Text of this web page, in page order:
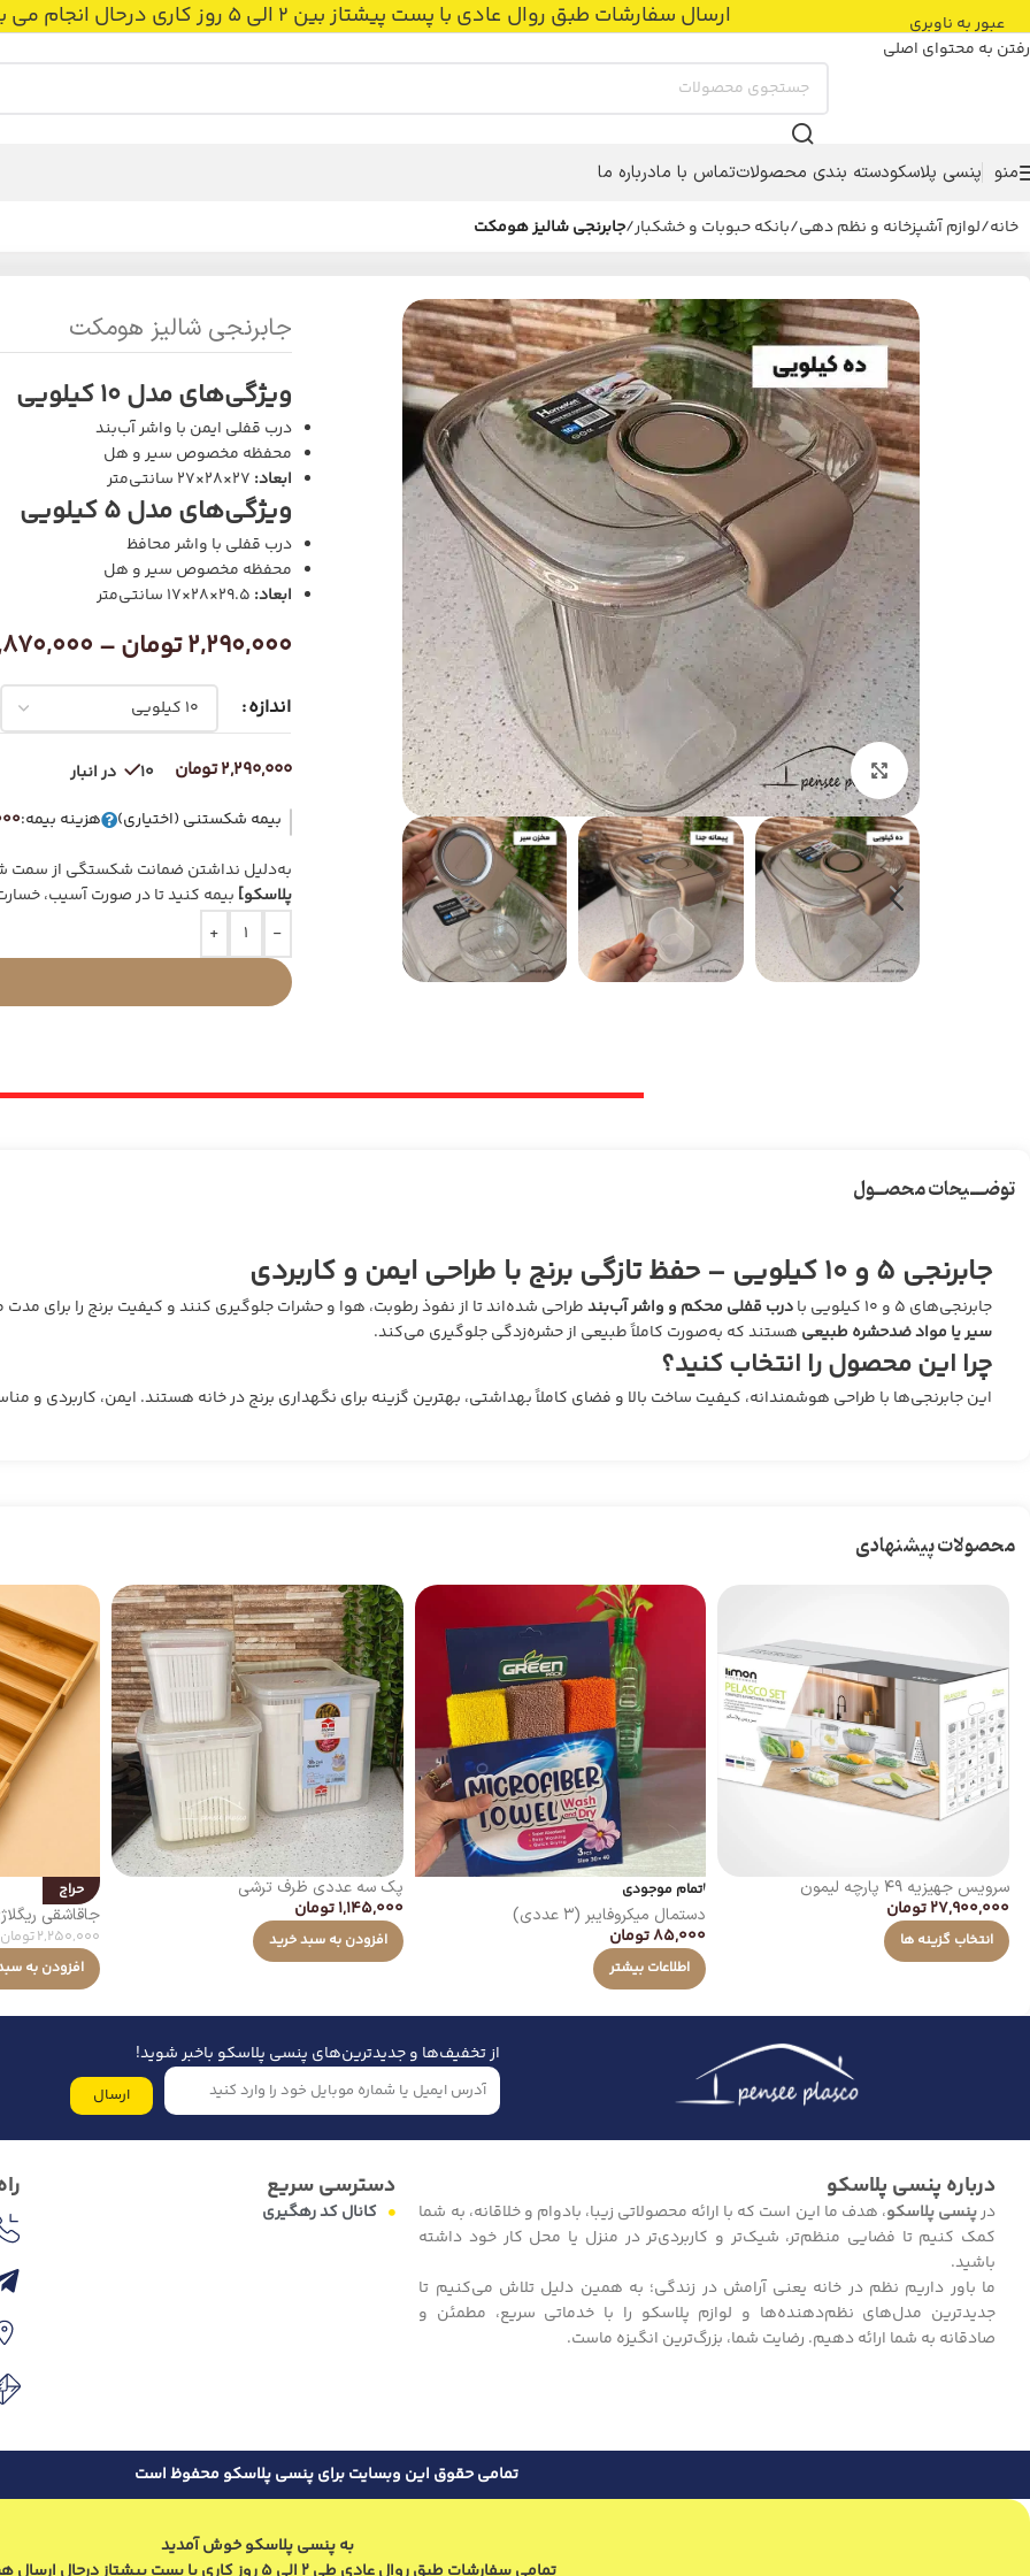
عبور به ناوبری
رفتن به محتوای اصلی
ارسال سفارشات طبق روال عادی با پست پیشتاز بین 2 الی 5 روز کاری درحال انجام می باشد.
منو پنسی پلاسکودسته بندی محصولاتتماس با مادرباره ما
خانه/لوازم آشپزخانه و نظم دهی/بانکه حبوبات و خشکبار/جابرنجی شالیز هومکت
بزرگنمایی تصویر
جابرنجی شالیز هومکت
ویژگی‌های مدل ۱۰ کیلویی
درب قفلی ایمن با واشر آب‌بند
محفظه مخصوص سیر و هل
ابعاد:
ویژگی‌های مدل ۵ کیلویی
درب قفلی با واشر محافظ
محفظه مخصوص سیر و هل
ابعاد:
2,290,000تومان–
اندازه
2,290,000تومان 10 در انبار
به‌دلیل نداشتن ضمانت شکستگی از سمت
پلاسکو] بیمه کنید تا در صورت آسیب،
بیمه شکستنی (اختیاری) هزینه بیمه:
-
+
توضـــیحات محصــول
جابرنجی ۵ و ۱۰ کیلویی – حفظ تازگی برنج با طراحی ایمن و کاربردی
جابرنجی‌های ۵ و ۱۰ کیلویی با درب قفلی محکم و واشر آب‌بندطراحی شده‌اند تا از نفوذ رطوبت، هوا و حشرات جلوگیری کنند و کیفیت برنج را برای
سیر یا مواد ضدحشره طبیعی هستند که به‌صورت کاملاً طبیعی از حشره‌زدگی جلوگیری می‌کند.
چرا این محصول را انتخاب کنید؟
این جابرنجی‌ها با طراحی هوشمندانه، کیفیت ساخت بالا و فضای کاملاً بهداشتی، بهترین گزینه برای نگهداری برنج در خانه هستند. ایمن، کاربردی و
محصولات پیشنهادی
سرویس جهیزیه ۴۹ پارچه لیمون
27,900,000تومان
انتخاب گزینه ها
اتمام موجودی
دستمال میکروفایبر (۳ عددی)
85,000تومان
اطلاعات بیشتر
پک سه عددی ظرف ترشی
1,145,000تومان
افزودن به سبد خرید
حراج
جاقاشقی
2,250,000تومان
افزودن به
از تخفیف‌ها و جدیدترین‌های پنسی پلاسکو باخبر شوید!
ارسال
درباره پنسی پلاسکو
درپنسی پلاسکو، هدف ما این است که با ارائه محصولاتی زیبا، بادوام و خلاقانه، به شما
کمک کنیم تا فضایی منظم‌تر، شیک‌تر و کاربردی‌تر در منزل یا محل کار خود داشته
باشید.
ما باور داریم نظم در خانه یعنی آرامش در زندگی؛ به همین دلیل تلاش می‌کنیم تا
جدیدترین مدل‌های نظم‌دهنده‌ها و لوازم پلاسکو را با خدماتی سریع، مطمئن و
صادقانه به شما ارائه دهیم. رضایت شما، بزرگ‌ترین انگیزه ماست.
دسترسی سریع
کانال کد رهگیری
تمامی حقوق این وبسایت برای پنسی پلاسکو محفوظ است
به پنسی پلاسکو خوش آمدید